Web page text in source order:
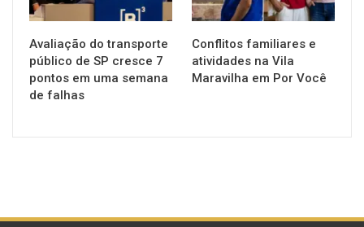
Avaliação do transporte
público de SP cresce 7
pontos em uma semana
de falhas
Conflitos familiares e
atividades na Vila
Maravilha em Por Você